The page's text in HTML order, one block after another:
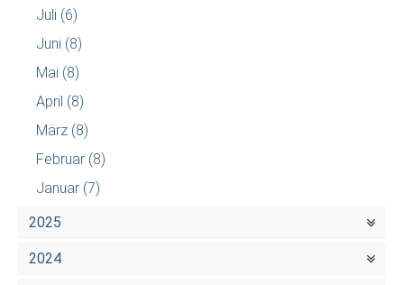
Juli (6)
Juni (8)
Mai (8)
April (8)
März (8)
Februar (8)
Januar (7)
2025
2024